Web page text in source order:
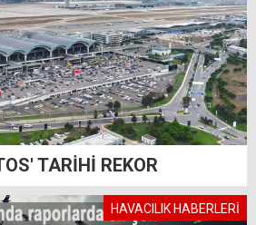
TARİHİ REKOR
HAVACILIK HABERLERİ